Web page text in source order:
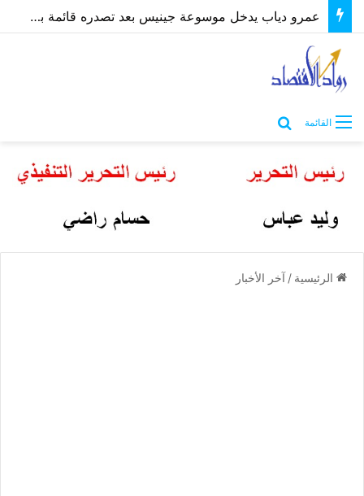
عمرو دياب يدخل موسوعة جينيس بعد تصدره قائمة بيلبورد عربية لـ68 أسبوعًا
القائمة
الرئيسية / آخر الأخبار